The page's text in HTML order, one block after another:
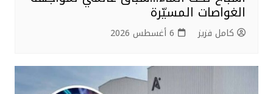
الغواصات المسيّرة
كامل فزيز 6 أغسطس 2026